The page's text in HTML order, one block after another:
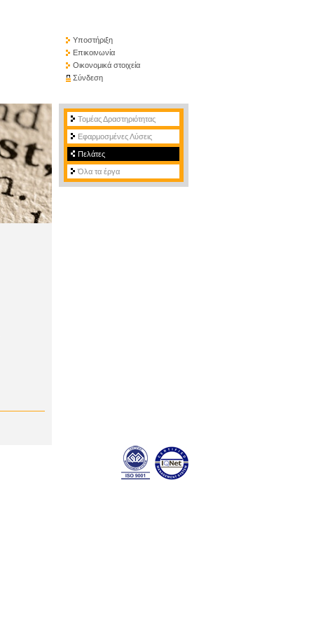
Υποστήριξη
Επικοινωνία
Οικονομικά στοιχεία
Σύνδεση
Τομέας Δραστηριότητας
Εφαρμοσμένες Λύσεις
Πελάτες
Όλα τα έργα